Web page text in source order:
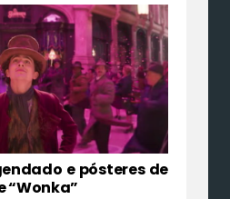
e pósteres de
“Wonka”